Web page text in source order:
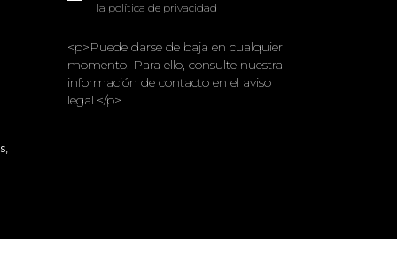
la política de privacidad
<p>Puede darse de baja en cualquier
momento. Para ello, consulte nuestra
información de contacto en el aviso
legal.</p>